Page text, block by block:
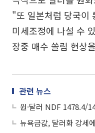
"또 일본처럼 당국이
미세조정에 나설 수
장중 매수 쏠림 현상
관련 뉴스
뉴욕금값, 달러화 강